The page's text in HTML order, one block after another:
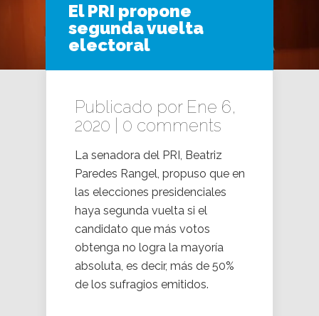
El PRI propone
segunda vuelta
electoral
Publicado por Ene 6,
2020 | 0 comments
La senadora del PRI, Beatriz
Paredes Rangel, propuso que en
las elecciones presidenciales
haya segunda vuelta si el
candidato que más votos
obtenga no logra la mayoría
absoluta, es decir, más de 50%
de los sufragios emitidos.